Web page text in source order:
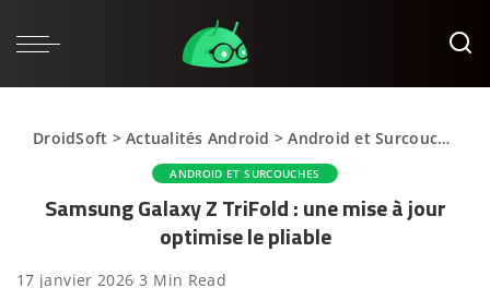
DroidSoft >Actualités Android >Android et Surcouches
ANDROID ET SURCOUCHES
Samsung Galaxy Z TriFold : une mise à jour
optimise le pliable
17 janvier 2026 3 Min Read